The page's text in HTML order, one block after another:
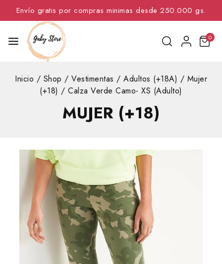
Envío gratis por compras minimas desde 250.000 gs.
0
Inicio / Shop / Vestimentas / Adultos (+18A) / Mujer
(+18) / Calza Verde Camo- XS (Adulto)
MUJER (+18)